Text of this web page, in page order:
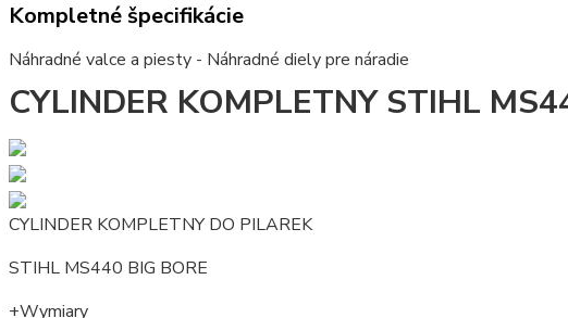
Kompletné špecifikácie
Náhradné valce a piesty - Náhradné diely pre náradie
CYLINDER KOMPLETNY STIHL
CYLINDER KOMPLETNY DO PILAREK
STIHL MS440 BIG BORE
+Wymiary